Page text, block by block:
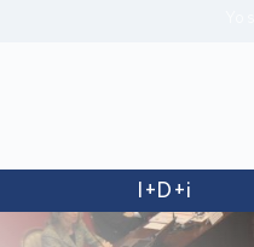
I+D+i